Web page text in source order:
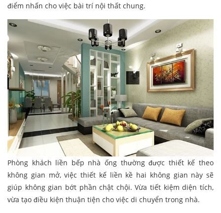
điểm nhấn cho việc bài trí nội thất chung.
Phòng khách liền bếp nhà ống thường được thiết kế theo
không gian mở, việc thiết kế liền kề hai không gian này sẽ
giúp không gian bớt phần chật chội. Vừa tiết kiệm diện tích,
vừa tạo điều kiện thuận tiện cho việc di chuyển trong nhà.